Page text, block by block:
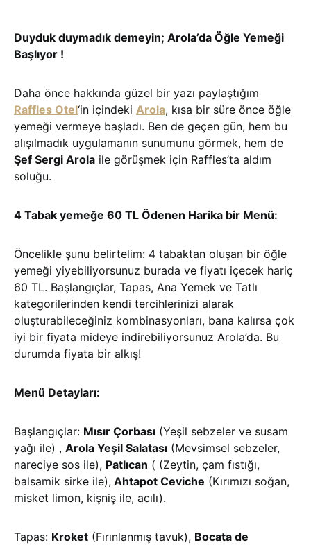
Duyduk duymadık demeyin; Arola’da Öğle Yemeği
Başlıyor !
Daha önce hakkında güzel bir yazı paylaştığım
Raffles Otel‘in içindeki Arola, kısa bir süre önce öğle
yemeği vermeye başladı. Ben de geçen gün, hem bu
alışılmadık uygulamanın sunumunu görmek, hem de
Şef Sergi Arola ile görüşmek için Raffles’ta aldım
soluğu.
4 Tabak yemeğe 60 TL Ödenen Harika bir Menü:
Öncelikle şunu belirtelim: 4 tabaktan oluşan bir öğle
yemeği yiyebiliyorsunuz burada ve fiyatı içecek hariç
60 TL. Başlangıçlar, Tapas, Ana Yemek ve Tatlı
kategorilerinden kendi tercihlerinizi alarak
oluşturabileceğiniz kombinasyonları, bana kalırsa çok
iyi bir fiyata mideye indirebiliyorsunuz Arola’da. Bu
durumda fiyata bir alkış!
Menü Detayları:
Başlangıçlar: Mısır Çorbası (Yeşil sebzeler ve susam
yağı ile) , Arola Yeşil Salatası (Mevsimsel sebzeler,
nareciye sos ile), Patlıcan ( (Zeytin, çam fıstığı,
balsamik sirke ile), Ahtapot Ceviche (Kırımızı soğan,
misket limon, kişniş ile, acılı).
Tapas: Kroket (Fırınlanmış tavuk), Bocata de